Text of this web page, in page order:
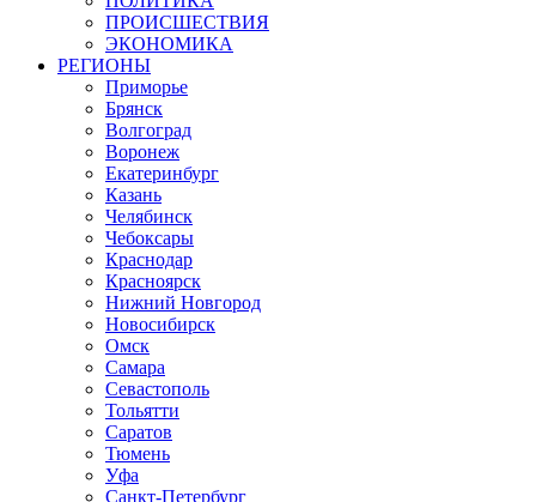
ПРОИСШЕСТВИЯ
ЭКОНОМИКА
РЕГИОНЫ
Приморье
Брянск
Волгоград
Воронеж
Екатеринбург
Казань
Челябинск
Чебоксары
Краснодар
Красноярск
Нижний Новгород
Новосибирск
Омск
Самара
Севастополь
Тольятти
Саратов
Тюмень
Уфа
Санкт-Петербург